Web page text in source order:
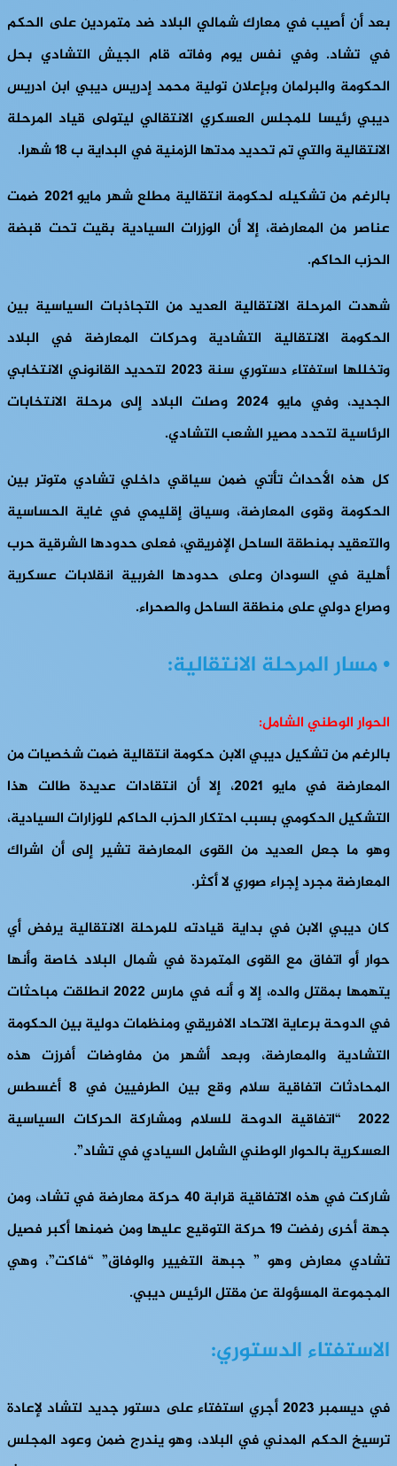
بعد أن أصيب في معارك شمالي البلاد ضد متمردين على الحكم
في تشاد. وفي نفس يوم وفاته قام الجيش التشادي بحل
الحكومة والبرلمان وبإعلان تولية محمد إدريس ديبي ابن ادريس
ديبي رئيسا للمجلس العسكري الانتقالي ليتولى قياد المرحلة
الانتقالية والتي تم تحديد مدتها الزمنية في البداية ب 18 شهرا.
بالرغم من تشكيله لحكومة انتقالية مطلع شهر مايو 2021 ضمت
عناصر من المعارضة، إلا أن الوزرات السيادية بقيت تحت قبضة
الحزب الحاكم.
شهدت المرحلة الانتقالية العديد من التجاذبات السياسية بين
الحكومة الانتقالية التشادية وحركات المعارضة في البلاد
وتخللها استفتاء دستوري سنة 2023 لتحديد القانوني الانتخابي
الجديد، وفي مايو 2024 وصلت البلاد إلى مرحلة الانتخابات
الرئاسية لتحدد مصير الشعب التشادي.
كل هذه الأحداث تأتي ضمن سياقي داخلي تشادي متوتر بين
الحكومة وقوى المعارضة، وسياق إقليمي في غاية الحساسية
والتعقيد بمنطقة الساحل الإفريقي، فعلى حدودها الشرقية حرب
أهلية في السودان وعلى حدودها الغربية انقلابات عسكرية
وصراع دولي على منطقة الساحل والصحراء.
• مسار المرحلة الانتقالية:
الحوار الوطني الشامل:
بالرغم من تشكيل ديبي الابن حكومة انتقالية ضمت شخصيات من
المعارضة في مايو 2021، إلا أن انتقادات عديدة طالت هذا
التشكيل الحكومي بسبب احتكار الحزب الحاكم للوزارات السيادية،
وهو ما جعل العديد من القوى المعارضة تشير إلى أن اشراك
المعارضة مجرد إجراء صوري لا أكثر.
كان ديبي الابن في بداية قيادته للمرحلة الانتقالية يرفض أي
حوار أو اتفاق مع القوى المتمردة في شمال البلاد خاصة وأنها
يتهمها بمقتل والده، إلا و أنه في مارس 2022 انطلقت مباحثات
في الدوحة برعاية الاتحاد الافريقي ومنظمات دولية بين الحكومة
التشادية والمعارضة، وبعد أشهر من مفاوضات أفرزت هذه
المحادثات اتفاقية سلام وقع بين الطرفيين في 8 أغسطس
2022 “اتفاقية الدوحة للسلام ومشاركة الحركات السياسية
العسكرية بالحوار الوطني الشامل السيادي في تشاد”.
شاركت في هذه الاتفاقية قرابة 40 حركة معارضة في تشاد، ومن
جهة أخرى رفضت 19 حركة التوقيع عليها ومن ضمنها أكبر فصيل
تشادي معارض وهو ” جبهة التغيير والوفاق” “فاكت”، وهي
المجموعة المسؤولة عن مقتل الرئيس ديبي.
الاستفتاء الدستوري:
في ديسمبر 2023 أجري استفتاء على دستور جديد لتشاد لإعادة
ترسيخ الحكم المدني في البلاد، وهو يندرج ضمن وعود المجلس